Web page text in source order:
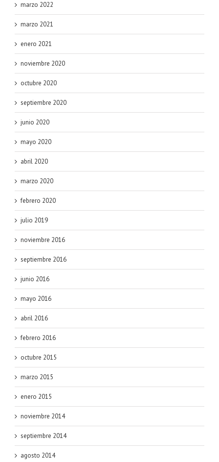
marzo 2022
marzo 2021
enero 2021
noviembre 2020
octubre 2020
septiembre 2020
junio 2020
mayo 2020
abril 2020
marzo 2020
febrero 2020
julio 2019
noviembre 2016
septiembre 2016
junio 2016
mayo 2016
abril 2016
febrero 2016
octubre 2015
marzo 2015
enero 2015
noviembre 2014
septiembre 2014
agosto 2014